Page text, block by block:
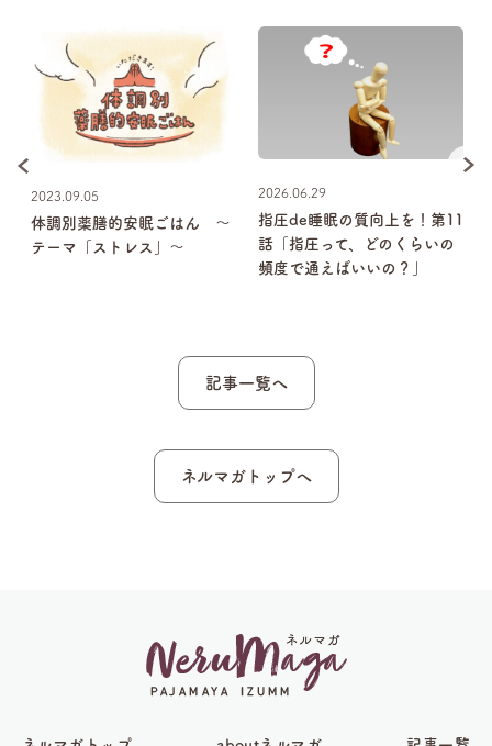
2023.09.05
体調別薬膳的安眠ごはん 〜
テーマ「ストレス」〜
2026.06.29
指圧de睡眠の質向上を！第11
話「指圧って、どのくらいの
頻度で通えばいいの？」
記事一覧へ
ネルマガトップへ